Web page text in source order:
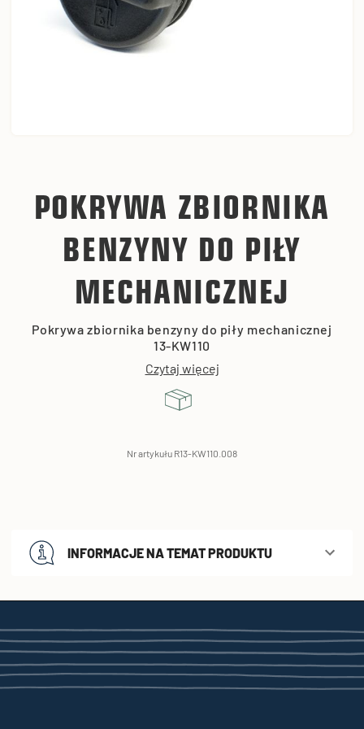
POKRYWA ZBIORNIKA
BENZYNY DO PIŁY
MECHANICZNEJ
Pokrywa zbiornika benzyny do piły mechanicznej
13-KW110
Czytaj więcej
Nr artykułu R13-KW110.008
INFORMACJE NA TEMAT PRODUKTU